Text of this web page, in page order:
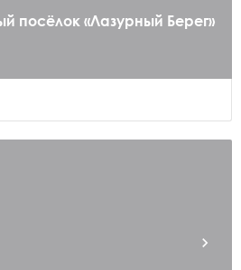
посёлок «Лазурный Берег»